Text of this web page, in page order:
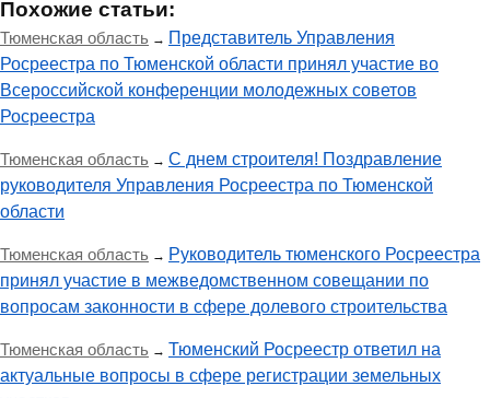
Похожие статьи:
Тюменская область → Представитель Управления
Росреестра по Тюменской области принял участие во
Всероссийской конференции молодежных советов
Росреестра
Тюменская область → С днем строителя! Поздравление
руководителя Управления Росреестра по Тюменской
области
Тюменская область → Руководитель тюменского Росреестра
принял участие в межведомственном совещании по
вопросам законности в сфере долевого строительства
Тюменская область → Тюменский Росреестр ответил на
актуальные вопросы в сфере регистрации земельных